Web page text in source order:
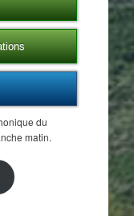
du
matin.